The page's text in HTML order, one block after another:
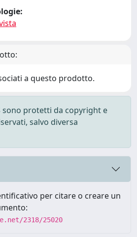
a questo prodotto.
sono protetti da copyright e
salvo diversa
per citare o creare un
2318/25020